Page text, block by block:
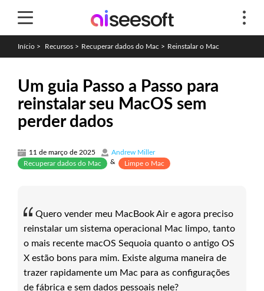
Início > Recursos > Recuperar dados do Mac > Reinstalar o Mac
Um guia Passo a Passo para
reinstalar seu MacOS sem
perder dados
11 de março de 2025
Andrew Miller
Recuperar dados do Mac
& Limpe o Mac
Quero vender meu MacBook Air e agora preciso
reinstalar um sistema operacional Mac limpo, tanto
o mais recente macOS Sequoia quanto o antigo OS
X estão bons para mim. Existe alguma maneira de
trazer rapidamente um Mac para as configurações
de fábrica e sem dados pessoais nele?